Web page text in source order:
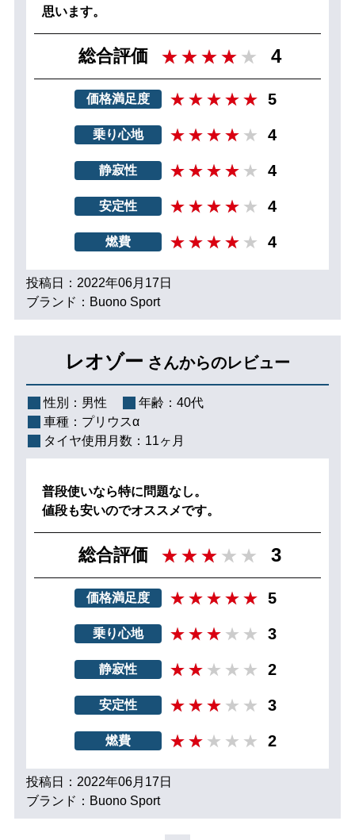
思います。
総合評価 4
価格満足度 5
乗り心地 4
静寂性 4
安定性 4
燃費 4
投稿日：2022年06月17日
ブランド：Buono Sport
レオゾー さんからのレビュー
性別： 男性 年齢： 40代
車種： プリウスα
タイヤ使用月数： 11ヶ月
普段使いなら特に問題なし。
値段も安いのでオススメです。
総合評価 3
価格満足度 5
乗り心地 3
静寂性 2
安定性 3
燃費 2
投稿日：2022年06月17日
ブランド：Buono Sport